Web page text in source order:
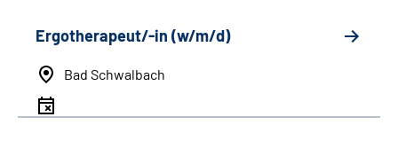
Ergotherapeut/-in (w/m/d)
Bad Schwalbach